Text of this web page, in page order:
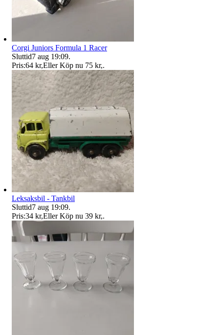
Corgi Juniors Formula 1 Racer
Sluttid7 aug 19:09.
Pris:64 kr,Eller Köp nu 75 kr,.
Leksaksbil - Tankbil
Sluttid7 aug 19:09.
Pris:34 kr,Eller Köp nu 39 kr,.